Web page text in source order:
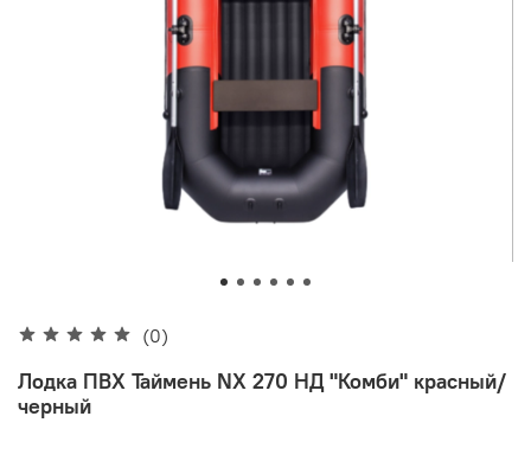
(0)
Лодка ПВХ Таймень NX 270 НД "Комби" красный/
черный